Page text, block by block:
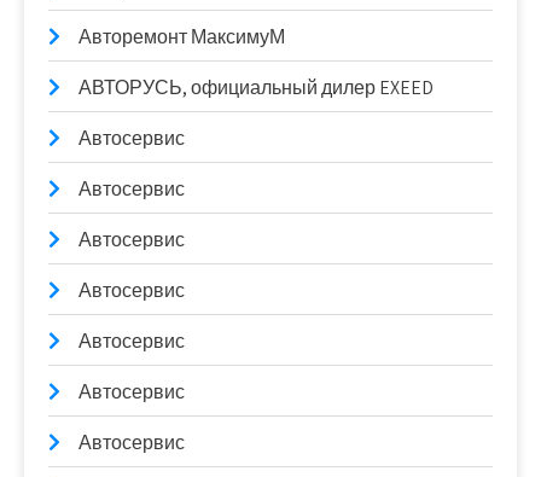
Авторемонт МаксимуМ
АВТОРУСЬ, официальный дилер EXEED
Автосервис
Автосервис
Автосервис
Автосервис
Автосервис
Автосервис
Автосервис